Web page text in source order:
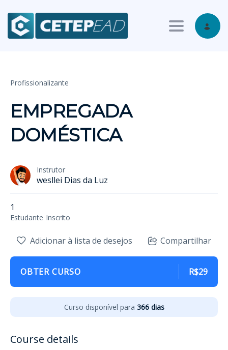
Toggle
Profissionalizante
EMPREGADA
DOMÉSTICA
Instrutor
wesllei Dias da Luz
1
Estudante Inscrito
Adicionar à lista de desejos Compartilhar
OBTER CURSO R$29
Curso disponível para 366 dias
Course details